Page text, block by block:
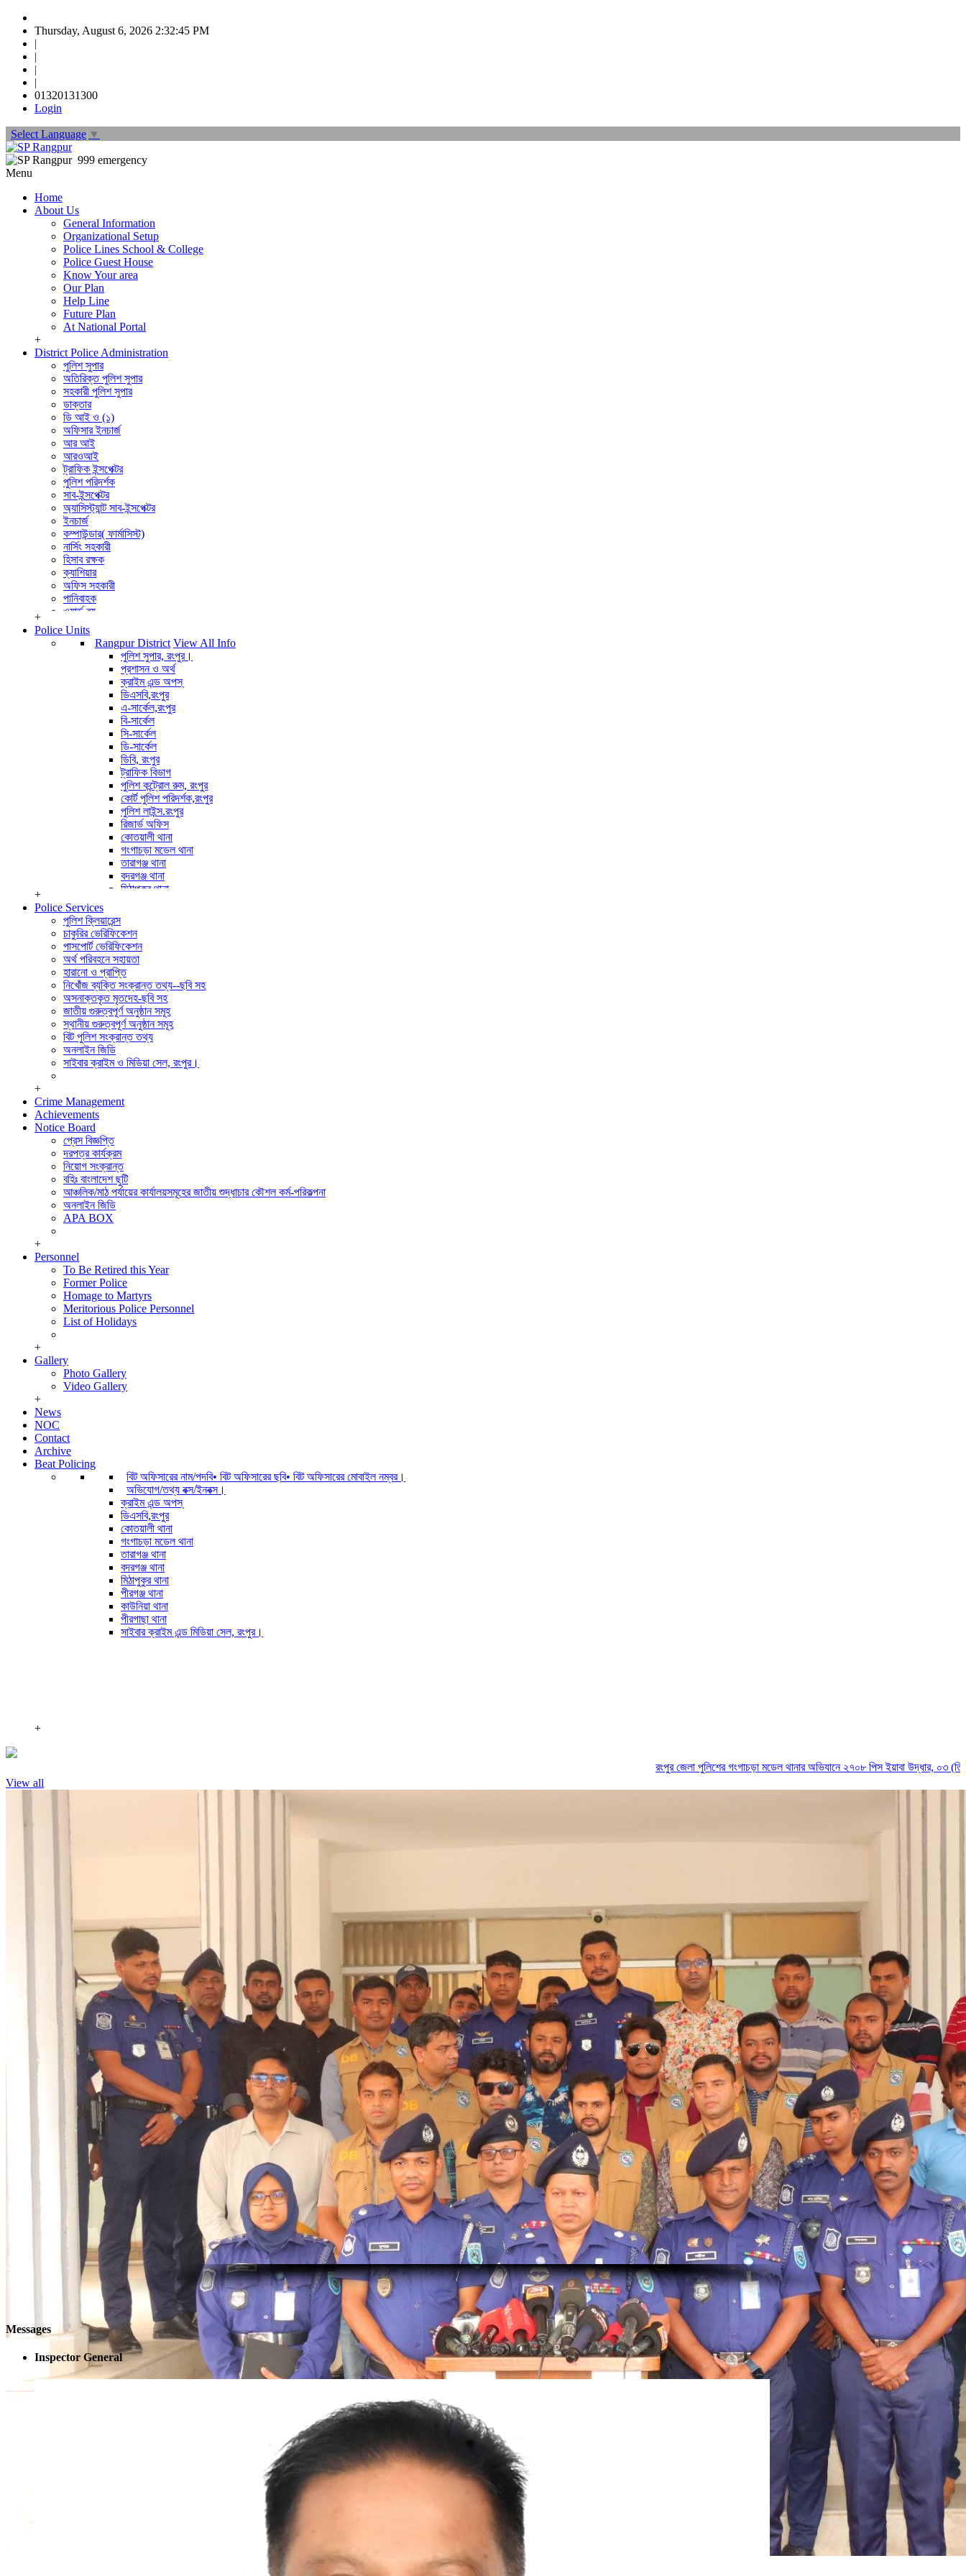
Thursday, August 6, 2026 2:32:46 PM
|
|
|
|
01320131300
Login
Select Language ▼
999 emergency
Menu
Home
About Us
General Information
Organizational Setup
Police Lines School & College
Police Guest House
Know Your area
Our Plan
Help Line
Future Plan
At National Portal
+
District Police Administration
পুলিশ সুপার
অতিরিক্ত পুলিশ সুপার
সহকারী পুলিশ সুপার
ডাক্তার
ডি আই ও (১)
অফিসার ইনচার্জ
আর আই
আরওআই
ট্রাফিক ইন্সপেক্টর
পুলিশ পরিদর্শক
সাব-ইন্সপেক্টর
অ্যাসিস্ট্যান্ট সাব-ইন্সপেক্টর
ইনচার্জ
কম্পাউন্ডার( ফার্মাসিস্ট)
নার্সিং সহকারী
হিসাব রক্ষক
ক্যাশিয়ার
অফিস সহকারী
পানিবাহক
ওয়ার্ড বয়
বার্বুচী
পুলিশ পরিদর্শক (তদন্ত)
পুলিশ পরিদর্শক (অপারেশন)
অপারেটর সাইবার ক্রাইম
View All Info
+
Police Units
Rangpur District View All Info
পুলিশ সুপার, রংপুর।
প্রশাসন ও অর্থ
ক্রাইম এন্ড অপস্
ডিএসবি,রংপুর
এ-সার্কেল,রংপুর
বি-সার্কেল
সি-সার্কেল
ডি-সার্কেল
ডিবি, রংপুর
ট্রাফিক বিভাগ
পুলিশ কন্ট্রোল রুম, রংপুর
কোর্ট পুলিশ পরিদর্শক,রংপুর
পুলিশ লাইন্স.রংপুর
রিজার্ভ অফিস
কোতয়ালী থানা
গংগাচড়া মডেল থানা
তারাগঞ্জ থানা
বদরগঞ্জ থানা
মিঠাপুকুর থানা
পীরগাছা থানা
ভেন্ডাবাড়ী তদন্ত কেন্দ্র
বৈরাতিহাট তদন্ত কেন্দ্র
সিডিএমএস শাখা
পুলিশ ক্লিয়ারেন্স অ্যান্ড মিডিয়া সেল।
সাইবার ক্রাইম এন্ড মিডিয়া সেল, রংপুর।
পুলিশ হাসপাতাল,রংপুর
মোটরযান শাখা
রেশন ষ্টোর
অফিস সেকশন
হিসাব শাখা,রংপুর
+
Police Services
পুলিশ ক্লিয়ারেন্স
চাকুরির ভেরিফিকেশন
পাসপোর্ট ভেরিফিকেশন
অর্থ পরিবহনে সহায়তা
হারানো ও প্রাপ্তি
নিখোঁজ ব্যক্তি সংক্রান্ত তথ্য--ছবি সহ
অসনাক্তকৃত মৃতদেহ-ছবি সহ
জাতীয় গুরুত্বপূর্ণ অনুষ্ঠান সমূহ
স্থানীয় গুরুত্বপূর্ণ অনুষ্ঠান সমূহ
বিট পুলিশ সংক্রান্ত তথ্য
অনলাইন জিডি
সাইবার ক্রাইম ও মিডিয়া সেল, রংপুর।
+
Crime Management
Achievements
Notice Board
প্রেস বিজ্ঞপ্তি
দরপত্র কার্যক্রম
নিয়োগ সংক্রান্ত
বহিঃ বাংলাদেশ ছুটি
আঞ্চলিক/মাঠ পর্যায়ের কার্যালয়সমূহের জাতীয় শুদ্ধাচার কৌশল কর্ম-পরিকল্পনা
অনলাইন জিডি
APA BOX
+
Personnel
To Be Retired this Year
Former Police
Homage to Martyrs
Meritorious Police Personnel
List of Holidays
+
Gallery
Photo Gallery
Video Gallery
+
News
NOC
Contact
Archive
Beat Policing
বিট অফিসারের নাম/পদবি• বিট অফিসারের ছবি• বিট অফিসারের মোবাইল নম্বর।
অভিযোগ/তথ্য বক্স/ইনবক্স।
ক্রাইম এন্ড অপস্
ডিএসবি,রংপুর
কোতয়ালী থানা
গংগাচড়া মডেল থানা
তারাগঞ্জ থানা
বদরগঞ্জ থানা
মিঠাপুকুর থানা
পীরগঞ্জ থানা
কাউনিয়া থানা
পীরগাছা থানা
সাইবার ক্রাইম এন্ড মিডিয়া সেল, রংপুর।
+
রংপুর জেলা পুলিশের গংগাচড়া মডেল থানার অভিযানে ২৭০৮ পিস ইয়াবা উদ্ধার, ০৩ (তিন) জন মাদক
View all
Messages
Inspector General